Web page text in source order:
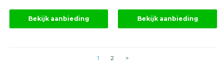
Bekijk aanbieding Bekijk aanbieding
1 2 >